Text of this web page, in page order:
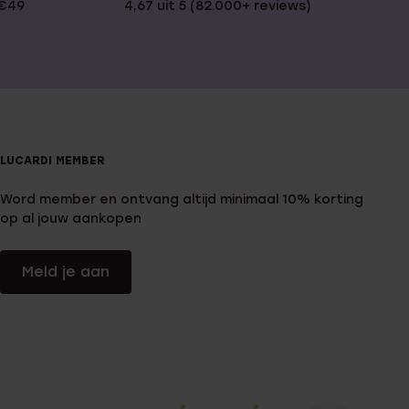
4,67 uit 5 (82.000+ reviews)
LUCARDI MEMBER
Word member en ontvang altijd minimaal 10% korting
op al jouw aankopen
Meld je aan